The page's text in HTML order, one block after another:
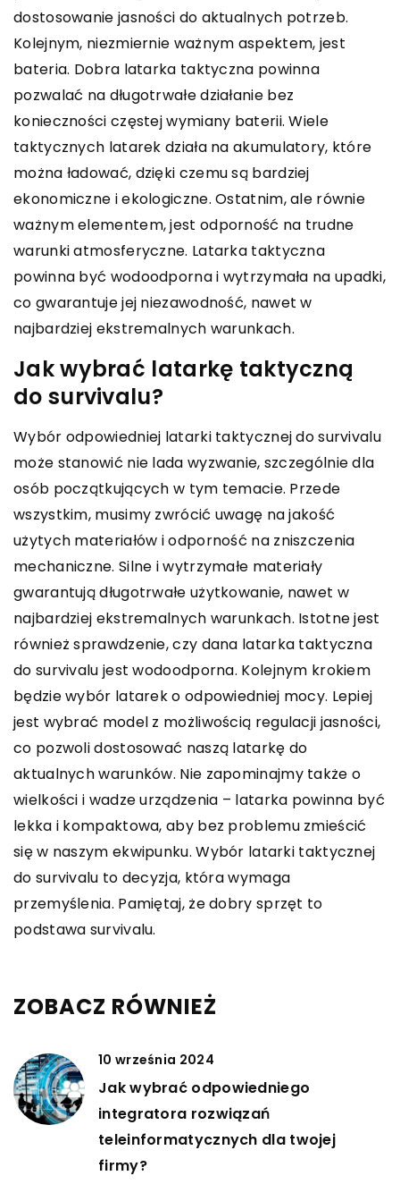
dostosowanie jasności do aktualnych potrzeb.
Kolejnym, niezmiernie ważnym aspektem, jest
bateria. Dobra latarka taktyczna powinna
pozwalać na długotrwałe działanie bez
konieczności częstej wymiany baterii. Wiele
taktycznych latarek działa na akumulatory, które
można ładować, dzięki czemu są bardziej
ekonomiczne i ekologiczne. Ostatnim, ale równie
ważnym elementem, jest odporność na trudne
warunki atmosferyczne. Latarka taktyczna
powinna być wodoodporna i wytrzymała na upadki,
co gwarantuje jej niezawodność, nawet w
najbardziej ekstremalnych warunkach.
Jak wybrać latarkę taktyczną
do survivalu?
Wybór odpowiedniej latarki taktycznej do survivalu
może stanowić nie lada wyzwanie, szczególnie dla
osób początkujących w tym temacie. Przede
wszystkim, musimy zwrócić uwagę na jakość
użytych materiałów i odporność na zniszczenia
mechaniczne. Silne i wytrzymałe materiały
gwarantują długotrwałe użytkowanie, nawet w
najbardziej ekstremalnych warunkach. Istotne jest
również sprawdzenie, czy dana latarka taktyczna
do survivalu jest wodoodporna. Kolejnym krokiem
będzie wybór latarek o odpowiedniej mocy. Lepiej
jest wybrać model z możliwością regulacji jasności,
co pozwoli dostosować naszą latarkę do
aktualnych warunków. Nie zapominajmy także o
wielkości i wadze urządzenia – latarka powinna być
lekka i kompaktowa, aby bez problemu zmieścić
się w naszym ekwipunku. Wybór latarki taktycznej
do survivalu to decyzja, która wymaga
przemyślenia. Pamiętaj, że dobry sprzęt to
podstawa survivalu.
ZOBACZ RÓWNIEŻ
10 września 2024
Jak wybrać odpowiedniego
integratora rozwiązań
teleinformatycznych dla twojej
firmy?